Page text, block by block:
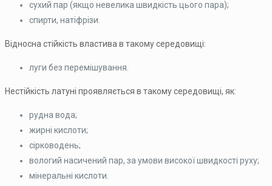
сухий пар (якщо невелика швидкість цього пара);
спирти, натіфрізи.
Відносна стійкість властива в такому середовищі:
луги без перемішування.
Нестійкість латуні проявляється в такому середовищі, як:
рудна вода;
жирні кислоти;
сірководень;
вологий насичений пар, за умови високої швидкості руху;
мінеральні кислоти.